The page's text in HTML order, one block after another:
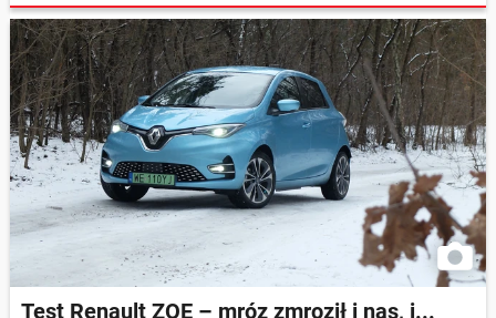
Test Renault ZOE – mróz zmroził i nas, i...